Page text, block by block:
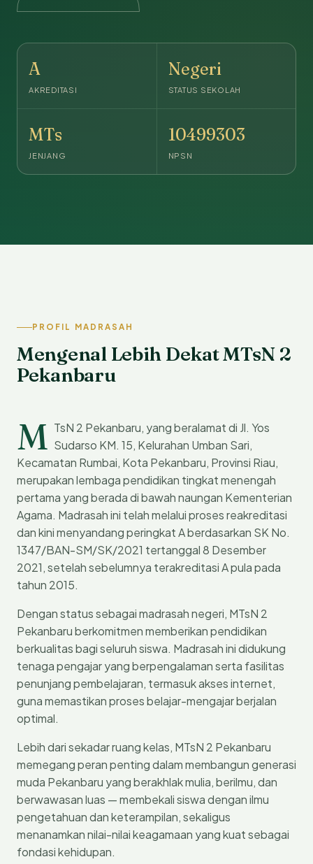
A
AKREDITASI
Negeri
STATUS SEKOLAH
MTs
JENJANG
10499303
NPSN
PROFIL MADRASAH
Mengenal Lebih Dekat MTsN 2
Pekanbaru
M TsN 2 Pekanbaru, yang beralamat di Jl. Yos
Sudarso KM. 15, Kelurahan Umban Sari,
Kecamatan Rumbai, Kota Pekanbaru, Provinsi Riau,
merupakan lembaga pendidikan tingkat menengah
pertama yang berada di bawah naungan Kementerian
Agama. Madrasah ini telah melalui proses reakreditasi
dan kini menyandang peringkat A berdasarkan SK No.
1347/BAN-SM/SK/2021 tertanggal 8 Desember
2021, setelah sebelumnya terakreditasi A pula pada
tahun 2015.
Dengan status sebagai madrasah negeri, MTsN 2
Pekanbaru berkomitmen memberikan pendidikan
berkualitas bagi seluruh siswa. Madrasah ini didukung
tenaga pengajar yang berpengalaman serta fasilitas
penunjang pembelajaran, termasuk akses internet,
guna memastikan proses belajar-mengajar berjalan
optimal.
Lebih dari sekadar ruang kelas, MTsN 2 Pekanbaru
memegang peran penting dalam membangun generasi
muda Pekanbaru yang berakhlak mulia, berilmu, dan
berwawasan luas — membekali siswa dengan ilmu
pengetahuan dan keterampilan, sekaligus
menanamkan nilai-nilai keagamaan yang kuat sebagai
fondasi kehidupan.